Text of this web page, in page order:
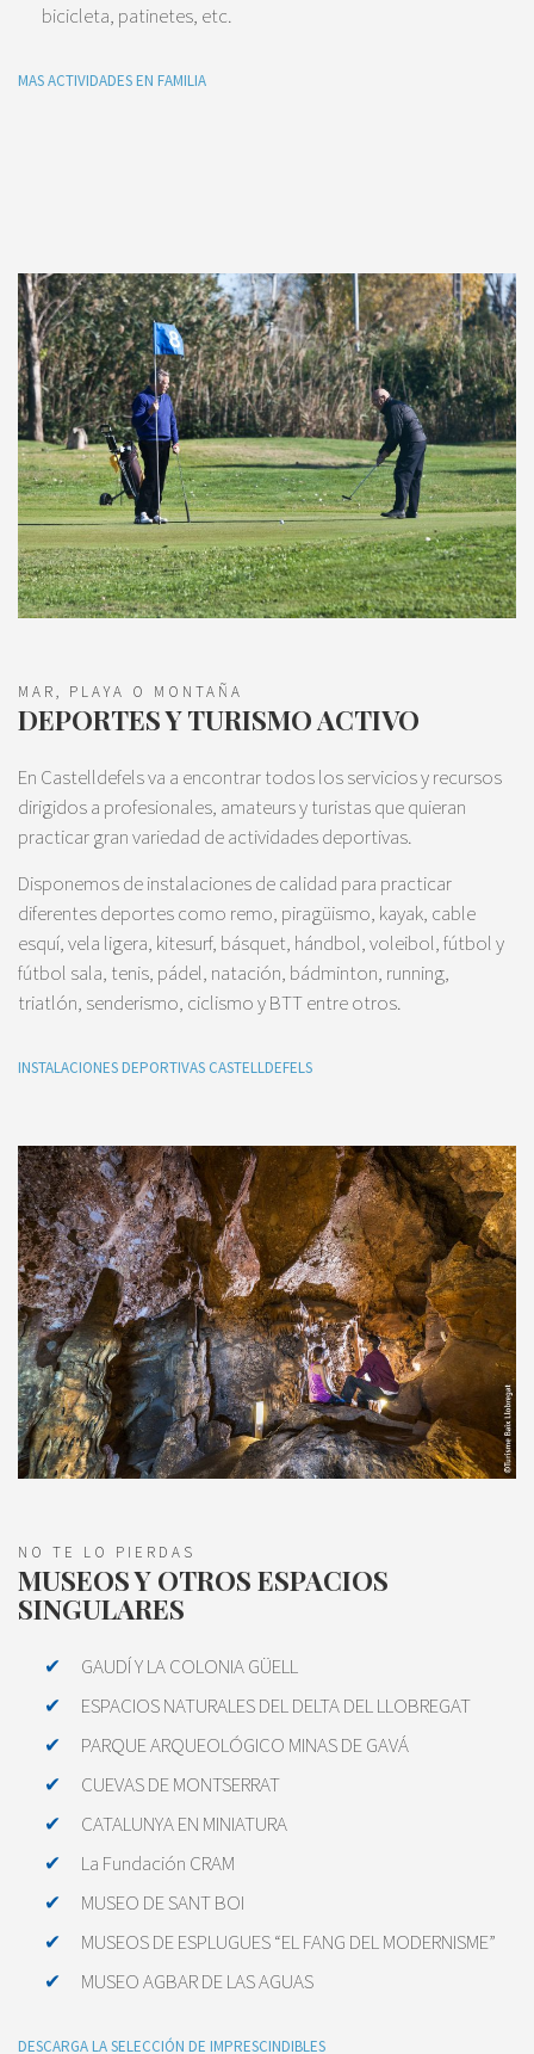
bicicleta, patinetes, etc.
MAS ACTIVIDADES EN FAMILIA
MAR, PLAYA O MONTAÑA
DEPORTES Y TURISMO ACTIVO
En Castelldefels va a encontrar todos los servicios y recursos
dirigidos a profesionales, amateurs y turistas que quieran
practicar gran variedad de actividades deportivas.
Disponemos de instalaciones de calidad para practicar
diferentes deportes como remo, piragüismo, kayak, cable
esquí, vela ligera, kitesurf, básquet, hándbol, voleibol, fútbol y
fútbol sala, tenis, pádel, natación, bádminton, running,
triatlón, senderismo, ciclismo y BTT entre otros.
INSTALACIONES DEPORTIVAS CASTELLDEFELS
NO TE LO PIERDAS
MUSEOS Y OTROS ESPACIOS
SINGULARES
GAUDÍ Y LA COLONIA GÜELL
ESPACIOS NATURALES DEL DELTA DEL LLOBREGAT
PARQUE ARQUEOLÓGICO MINAS DE GAVÁ
CUEVAS DE MONTSERRAT
CATALUNYA EN MINIATURA
La Fundación CRAM
MUSEO DE SANT BOI
MUSEOS DE ESPLUGUES “EL FANG DEL MODERNISME”
MUSEO AGBAR DE LAS AGUAS
DESCARGA LA SELECCIÓN DE IMPRESCINDIBLES